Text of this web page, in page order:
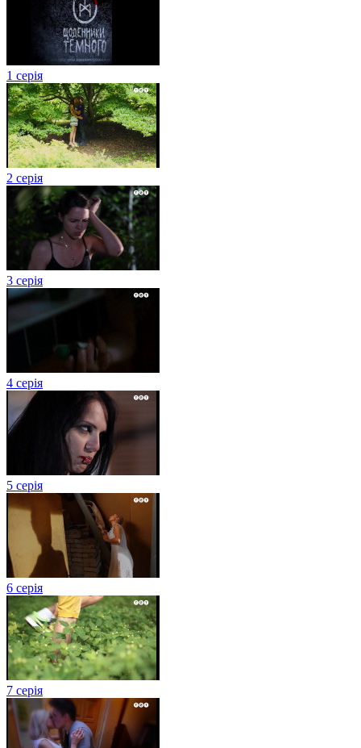
1 серія
2 серія
3 серія
4 серія
5 серія
6 серія
7 серія